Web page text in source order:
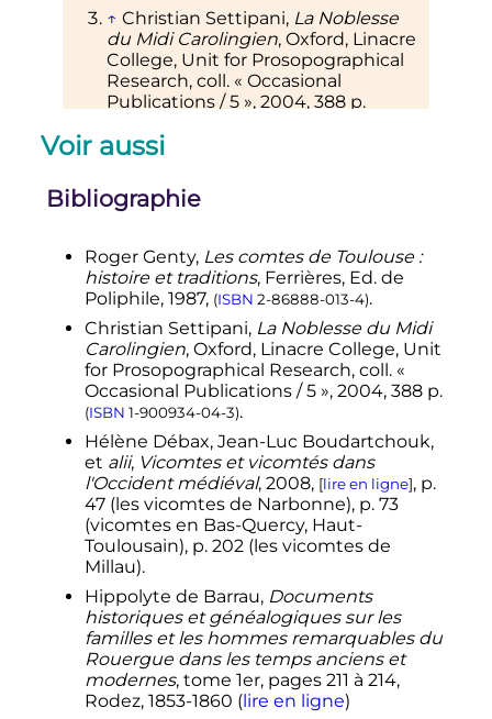
↑ Christian Settipani, La Noblesse
du Midi Carolingien, Oxford, Linacre
College, Unit for Prosopographical
Research, coll. « Occasional
Publications / 5 », 2004, 388 p.
↑En 1125, la Provence est partagée
revenant aux comtes de Barcelone
et le second à ceux de Toulouse.
Laurent Macé, «
Pouvoir comtal et
autonomie consulaire à Toulouse :
analyse d’une miniature du
XIII e siècle »,Mémoires de la Société
archéologique du Midi de la France,
tome LXII (2002), p. 51-59, ici p. 53-55
[ lire en ligne].
Voir aussi
Bibliographie
Roger Genty, Les comtes de Toulouse :
histoire et traditions, Ferrières, Ed. de
Poliphile, 1987, (ISBN 2-86888-013-4).
Christian Settipani, La Noblesse du Midi
Carolingien, Oxford, Linacre College, Unit
for Prosopographical Research, coll.«
Occasional Publications / 5 », 2004, 388 p.
(ISBN 1-900934-04-3).
Hélène Débax, Jean-Luc Boudartchouk,
et alii, Vicomtes et vicomtés dans
l'Occident médiéval, 2008, [lire en ligne], p.
47(les vicomtes de Narbonne), p. 73
(vicomtes en Bas-Quercy, Haut-
Toulousain), p. 202(les vicomtes de
Millau).
Hippolyte de Barrau, Documents
historiques et généalogiques sur les
familles et les hommes remarquables du
Rouergue dans les temps anciens et
modernes, tome 1er, pages 211 à 214,
Rodez, 1853-1860 (lire en ligne)